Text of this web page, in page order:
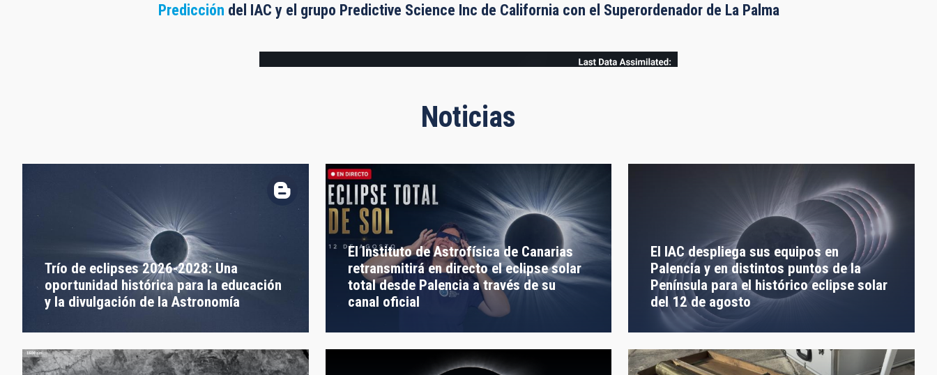
Predicción del IAC y el grupo Predictive Science Inc de California con el Superordenador de La Palma
Noticias
Trío de eclipses 2026-2028: Una
oportunidad histórica para la educación
y la divulgación de la Astronomía
El Instituto de Astrofísica de Canarias
retransmitirá en directo el eclipse solar
total desde Palencia a través de su
canal oficial
El IAC despliega sus equipos en
Palencia y en distintos puntos de la
Península para el histórico eclipse solar
del 12 de agosto